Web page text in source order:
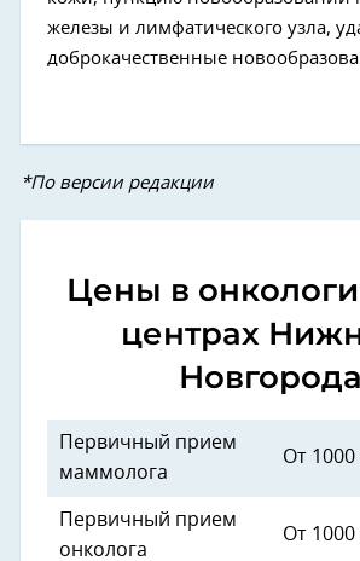
железы и лимфатического узла,
доброкачественные
*По версии редакции
Цены в
центрах
Новгорода
Первичный прием
маммолога
От 1000
Первичный прием
онколога
От 1000